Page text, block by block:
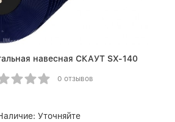
навесная СКАУТ SX-140
0 отзывов
Уточняйте